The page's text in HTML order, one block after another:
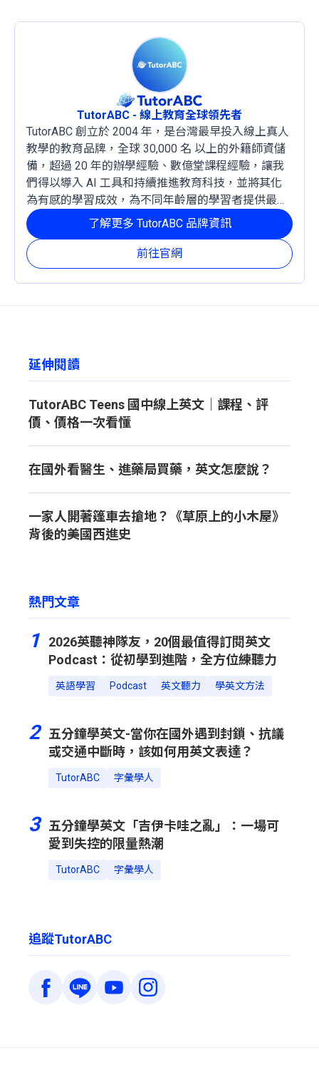
TutorABC - 線上教育全球領先者
TutorABC 創立於 2004 年，是台灣最早投入線上真人
教學的教育品牌，全球 30,000 名 以上的外籍師資儲
備，超過 20 年的辦學經驗、數億堂課程經驗，讓我
們得以導入 AI 工具和持續推進教育科技，並將其化
為有感的學習成效，為不同年齡層的學習者提供最穩
定且有效的成長路徑。
前往官網
了解更多 TutorABC 品牌資訊
延伸閱讀
TutorABC Teens 國中線上英文｜課程、評
價、價格一次看懂
在國外看醫生、進藥局買藥，英文怎麼說？
一家人開著篷車去搶地？《草原上的小木屋》
背後的美國西進史
熱門文章
1
2026英聽神隊友，20個最值得訂閱英文
Podcast：從初學到進階，全方位練聽力
英語學習 Podcast 英文聽力 學英文方法
2
五分鐘學英文-當你在國外遇到封鎖、抗議
或交通中斷時，該如何用英文表達？
TutorABC 字彙學人
3
五分鐘學英文「吉伊卡哇之亂」：一場可
愛到失控的限量熱潮
TutorABC 字彙學人
追蹤TutorABC